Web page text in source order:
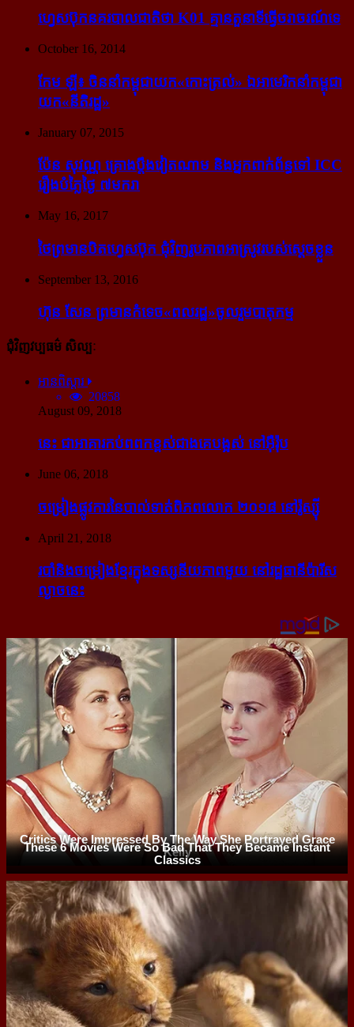
ហ្វេសប៊ុក​នគរបាល​ជាតិ​ថា K01 គ្មាន​តួនាទី​ធ្វើ​ចរាចរណ៍​ទេ
October 16, 2014
កែម ឡី៖ ចិន​នាំ​កម្ពុជា​យក​«កោះ​ត្រល់» ឯ​អាមេរិក​នាំ​កម្ពុជា​
យក​«នីតិរដ្ឋ»
January 07, 2015
ប៉ែន សុវណ្ណ គ្រោង​ប្តឹង​វៀតណាម និង​អ្នក​ពាក់​ព័ន្ធ​ទៅ ICC
រឿង​បំភ្លៃ​ថ្ងៃ ៧​មករា
May 16, 2017
ថៃ​ព្រមាន​បិត​ហ្វេសប៊ុក ជុំ​វិញ​រូបភាព​អាស្រូវ​របស់​ស្ដេច​ខ្លួន
September 13, 2016
ហ៊ុន សែន ព្រមាន​កំទេច​«ពលរដ្ឋ»​ចូលរួម​បាតុកម្ម
ជុំវិញវប្បធម៌ សិល្បៈ
អានពិស្ដារ
20858
August 09, 2018
នេះ ជា​អាគារ​កប់​ពពក​ខ្ពស់​ជាង​គេ​បង្អស់ នៅ​អ៊ឺរ៉ុប
June 06, 2018
ចម្រៀង​ផ្លូវការ​នៃ​បាល់ទាត់​ពិភពលោក ២០១៨ នៅ​រ៉ូស្ស៊ី
April 21, 2018
របាំ​និង​ចម្រៀង​ខ្មែរ​ក្នុង​ទស្សនីយភាព​មួយ នៅ​រដ្ឋធានី​ប៉ារីស​
ល្ងាច​នេះ